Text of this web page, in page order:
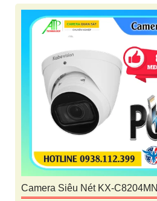
Camera Siêu Nét KX-C8204MN